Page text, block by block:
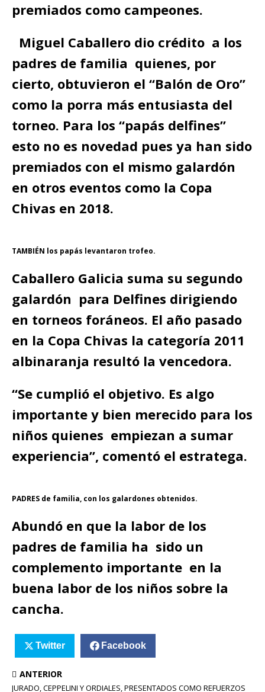
premiados como campeones.
Miguel Caballero dio crédito a los
padres de familia quienes, por
cierto, obtuvieron el “Balón de Oro”
como la porra más entusiasta del
torneo. Para los “papás delfines”
esto no es novedad pues ya han sido
premiados con el mismo galardón
en otros eventos como la Copa
Chivas en 2018.
TAMBIÉN los papás levantaron trofeo.
Caballero Galicia suma su segundo
galardón para Delfines dirigiendo
en torneos foráneos. El año pasado
en la Copa Chivas la categoría 2011
albinaranja resultó la vencedora.
“Se cumplió el objetivo. Es algo
importante y bien merecido para los
niños quienes empiezan a sumar
experiencia”, comentó el estratega.
PADRES de familia, con los galardones obtenidos.
Abundó en que la labor de los
padres de familia ha sido un
complemento importante en la
buena labor de los niños sobre la
cancha.
Twitter Facebook
ANTERIOR
JURADO, CEPPELINI Y ORDIALES, PRESENTADOS COMO REFUERZOS